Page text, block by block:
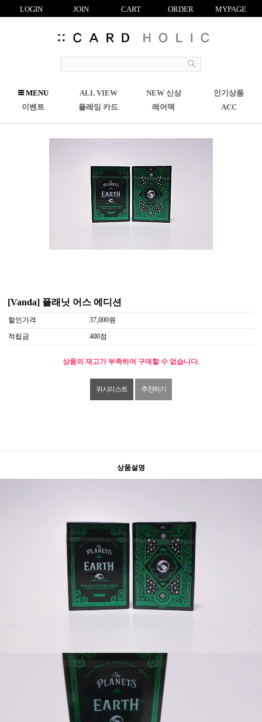
LOGIN JOIN CART ORDER MYPAGE
R
CMENU ALL VIEW NEW 신상
인기상품
이벤트
플레잉 카드 레어덱 ACC
[Vanda] 플래닛 어스 에디션
할인가격
37,000원
적립금
400점
상품의 재고가 부족하여 구매할 수 없습니다.
위시리스트 추천하기
상품설명